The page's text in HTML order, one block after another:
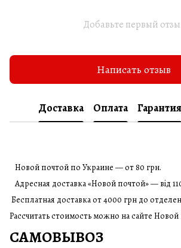
Добавьте первый
Написать отзыв
Доставка Оплата Гарантия
Новой почтой по Украине — от 80 грн.
Адресная доставка «Новой почтой» — від
Бесплатная доставка от 4000 грн до
Рассчитать стоимость можно на сайте
САМОВЫВОЗ